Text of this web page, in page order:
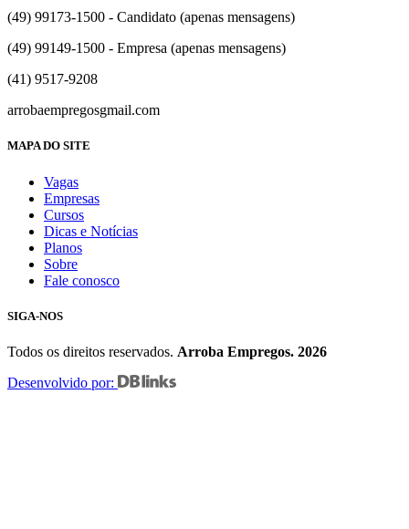
(49) 99173-1500 - Candidato (apenas mensagens)
(49) 99149-1500 - Empresa (apenas mensagens)
(41) 9517-9208
arrobaempregosgmail.com
MAPA DO SITE
Vagas
Empresas
Cursos
Dicas e Notícias
Planos
Sobre
Fale conosco
SIGA-NOS
Todos os direitos reservados. Arroba Empregos. 2026
Desenvolvido por: